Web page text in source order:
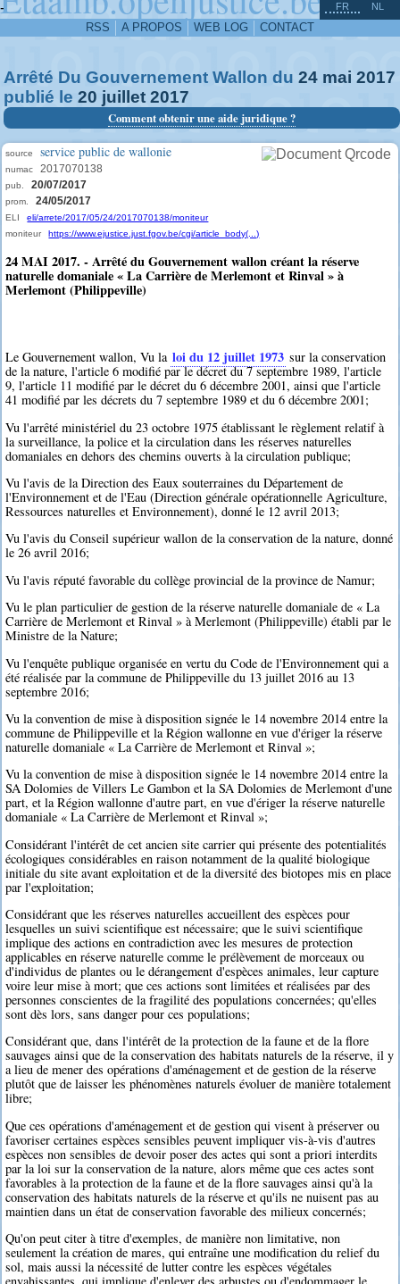
-
RSS A PROPOS WEB LOG CONTACT
FR NL
Arrêté Du Gouvernement Wallon du 24 mai 2017
publié le 20 juillet 2017
Comment obtenir une aide juridique ?
source service public de wallonie
numac 2017070138
pub. 20/07/2017
prom. 24/05/2017
ELI
eli/arrete/2017/05/24/2017070138/moniteur
moniteur
https://www.ejustice.just.fgov.be/cgi/article_body(...)
24 MAI 2017. - Arrêté du Gouvernement wallon créant la réserve
naturelle domaniale « La Carrière de Merlemont et Rinval » à
Merlemont (Philippeville)
Le Gouvernement wallon, Vu la loi du 12 juillet 1973 sur la conservation
de la nature, l'article 6 modifié par le décret du 7 septembre 1989, l'article
9, l'article 11 modifié par le décret du 6 décembre 2001, ainsi que l'article
41 modifié par les décrets du 7 septembre 1989 et du 6 décembre 2001;
Vu l'arrêté ministériel du 23 octobre 1975 établissant le règlement relatif à
la surveillance, la police et la circulation dans les réserves naturelles
domaniales en dehors des chemins ouverts à la circulation publique;
Vu l'avis de la Direction des Eaux souterraines du Département de
l'Environnement et de l'Eau (Direction générale opérationnelle Agriculture,
Ressources naturelles et Environnement), donné le 12 avril 2013;
Vu l'avis du Conseil supérieur wallon de la conservation de la nature, donné
le 26 avril 2016;
Vu l'avis réputé favorable du collège provincial de la province de Namur;
Vu le plan particulier de gestion de la réserve naturelle domaniale de « La
Carrière de Merlemont et Rinval » à Merlemont (Philippeville) établi par le
Ministre de la Nature;
Vu l'enquête publique organisée en vertu du Code de l'Environnement qui a
été réalisée par la commune de Philippeville du 13 juillet 2016 au 13
septembre 2016;
Vu la convention de mise à disposition signée le 14 novembre 2014 entre la
commune de Philippeville et la Région wallonne en vue d'ériger la réserve
naturelle domaniale « La Carrière de Merlemont et Rinval »;
Vu la convention de mise à disposition signée le 14 novembre 2014 entre la
SA Dolomies de Villers Le Gambon et la SA Dolomies de Merlemont d'une
part, et la Région wallonne d'autre part, en vue d'ériger la réserve naturelle
domaniale « La Carrière de Merlemont et Rinval »;
Considérant l'intérêt de cet ancien site carrier qui présente des potentialités
écologiques considérables en raison notamment de la qualité biologique
initiale du site avant exploitation et de la diversité des biotopes mis en place
par l'exploitation;
Considérant que les réserves naturelles accueillent des espèces pour
lesquelles un suivi scientifique est nécessaire; que le suivi scientifique
implique des actions en contradiction avec les mesures de protection
applicables en réserve naturelle comme le prélèvement de morceaux ou
d'individus de plantes ou le dérangement d'espèces animales, leur capture
voire leur mise à mort; que ces actions sont limitées et réalisées par des
personnes conscientes de la fragilité des populations concernées; qu'elles
sont dès lors, sans danger pour ces populations;
Considérant que, dans l'intérêt de la protection de la faune et de la flore
sauvages ainsi que de la conservation des habitats naturels de la réserve, il y
a lieu de mener des opérations d'aménagement et de gestion de la réserve
plutôt que de laisser les phénomènes naturels évoluer de manière totalement
libre;
Que ces opérations d'aménagement et de gestion qui visent à préserver ou
favoriser certaines espèces sensibles peuvent impliquer vis-à-vis d'autres
espèces non sensibles de devoir poser des actes qui sont a priori interdits
par la loi sur la conservation de la nature, alors même que ces actes sont
favorables à la protection de la faune et de la flore sauvages ainsi qu'à la
conservation des habitats naturels de la réserve et qu'ils ne nuisent pas au
maintien dans un état de conservation favorable des milieux concernés;
Qu'on peut citer à titre d'exemples, de manière non limitative, non
seulement la création de mares, qui entraîne une modification du relief du
sol, mais aussi la nécessité de lutter contre les espèces végétales
^